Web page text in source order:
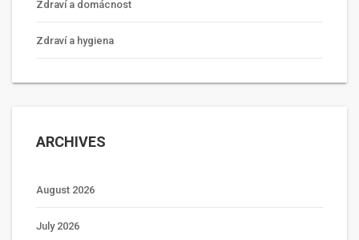
Zdraví a domácnost
Zdraví a hygiena
ARCHIVES
August 2026
July 2026